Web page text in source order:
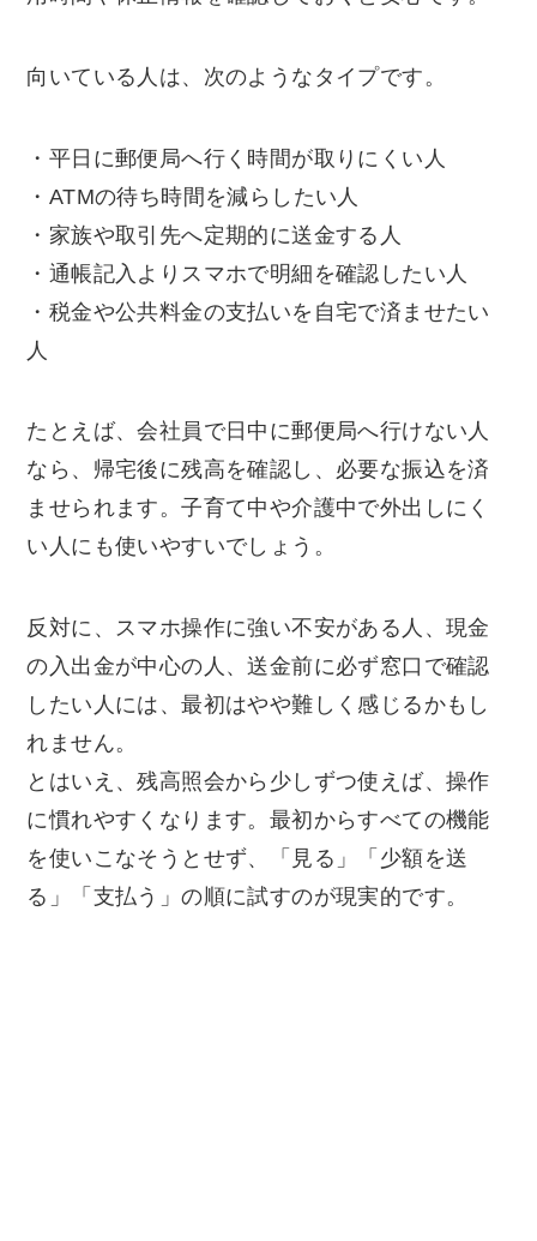
向いている人は、次のようなタイプです。
・平日に郵便局へ行く時間が取りにくい人
・ATMの待ち時間を減らしたい人
・家族や取引先へ定期的に送金する人
・通帳記入よりスマホで明細を確認したい人
・税金や公共料金の支払いを自宅で済ませたい
人
たとえば、会社員で日中に郵便局へ行けない人
なら、帰宅後に残高を確認し、必要な振込を済
ませられます。子育て中や介護中で外出しにく
い人にも使いやすいでしょう。
反対に、スマホ操作に強い不安がある人、現金
の入出金が中心の人、送金前に必ず窓口で確認
したい人には、最初はやや難しく感じるかもし
れません。
とはいえ、残高照会から少しずつ使えば、操作
に慣れやすくなります。最初からすべての機能
を使いこなそうとせず、「見る」「少額を送
る」「支払う」の順に試すのが現実的です。